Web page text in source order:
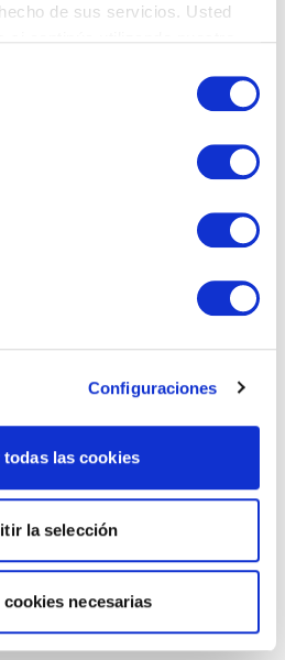
de sus servicios. Usted
Configuraciones
las cookies
la selección
necesarias